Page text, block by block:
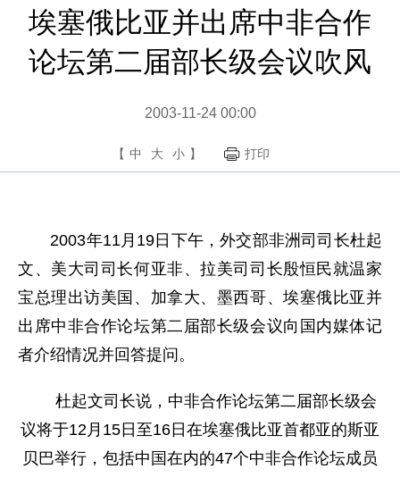
埃塞俄比亚并出席中非合作
论坛第二届部长级会议吹风
2003-11-24 00:00
【 中 大 小 】 打印
2003年11月19日下午，外交部非洲司司长杜起
文、美大司司长何亚非、拉美司司长殷恒民就温家
宝总理出访美国、加拿大、墨西哥、埃塞俄比亚并
出席中非合作论坛第二届部长级会议向国内媒体记
者介绍情况并回答提问。
杜起文司长说，中非合作论坛第二届部长级会
议将于12月15日至16日在埃塞俄比亚首都亚的斯亚
贝巴举行，包括中国在内的47个中非合作论坛成员